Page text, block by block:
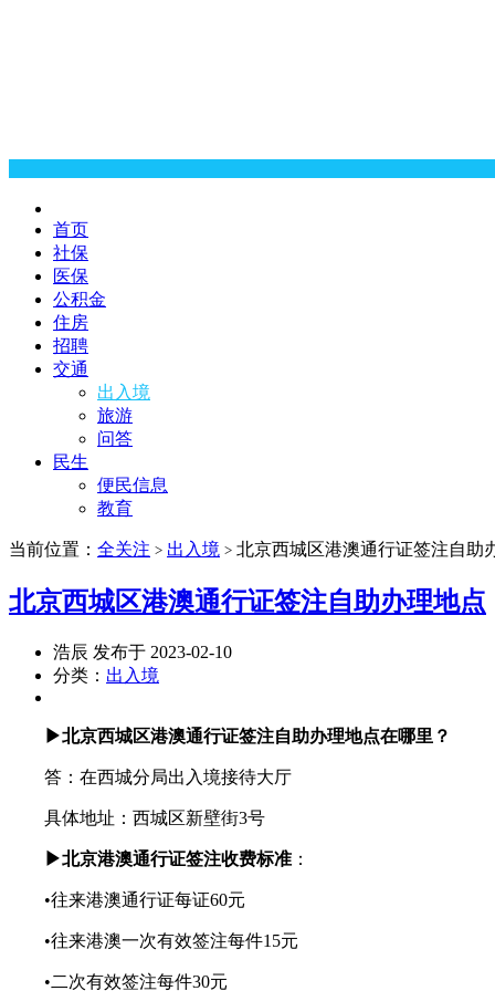
首页
社保
医保
公积金
住房
招聘
交通
出入境
旅游
问答
民生
便民信息
教育
当前位置： 全关注 > 出入境 > 北京西城区港澳通行证签注自助
北京西城区港澳通行证签注自助办理地点
浩辰 发布于 2023-02-10
分类： 出入境
▶北京西城区港澳通行证签注自助办理地点在哪里？
答：在西城分局出入境接待大厅
具体地址：西城区新壁街3号
▶北京港澳通行证签注收费标准 ：
•往来港澳通行证每证60元
•往来港澳一次有效签注每件15元
•二次有效签注每件30元